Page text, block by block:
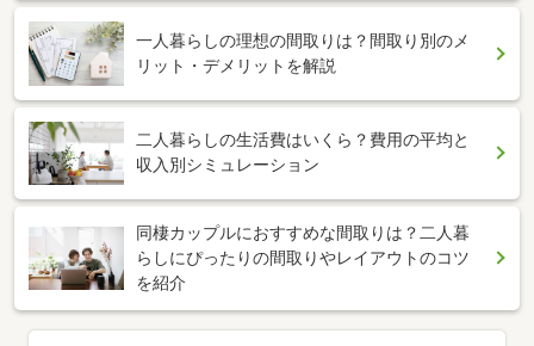
一人暮らしの理想の間取りは？間取り別のメ
リット・デメリットを解説
二人暮らしの生活費はいくら？費用の平均と
収入別シミュレーション
同棲カップルにおすすめな間取りは？二人暮
らしにぴったりの間取りやレイアウトのコツ
を紹介